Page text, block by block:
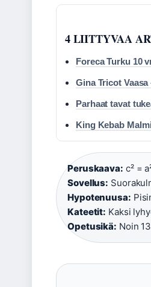
4 LIITTYVAA
Foreca Turku 10
Gina Tricot
Parhaat tavat
King Kebab
Peruskaava: c² =
Sovellus:
Hypotenuusa:
Kateetit: Kaksi
Opetusikä: Noin